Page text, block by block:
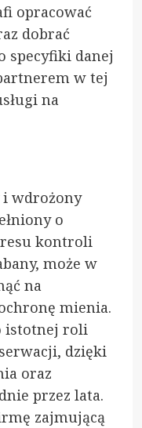
opracować
dobrać
specyfiki danej
w tej
na
i wdrożony
o
kontroli
może w
na
mienia.
istotnej roli
dzięki
oraz
przez lata.
zajmującą